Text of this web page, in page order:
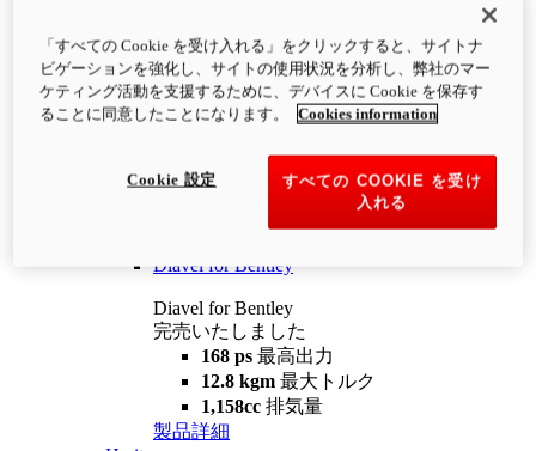
¥4,400,000 i
コンフィギュレーター 製品詳細
newV4 RS 100
12.2 kgm
最大トルク
装備重量（燃料を除く）
Diavel for Bentley
Diavel for Bentley
完売いたしました
168 ps 最高出力
12.8 kgm 最大トルク
1,158cc 排気量
製品詳細
「すべての Cookie を受け入れる」をクリックすると、サイトナ
ビゲーションを強化し、サイトの使用状況を分析し、弊社のマー
ケティング活動を支援するために、デバイスに Cookie を保存す
ることに同意したことになります。
Cookies information
すべての COOKIE を受け
入れる
Cookie 設定